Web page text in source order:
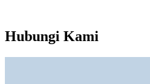
Hubungi Kami